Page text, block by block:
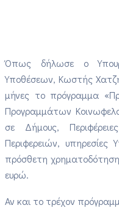
Όπως δήλωσε ο
Υποθέσεων, Κωστής
μήνες το πρόγραμμα
Προγραμμάτων
σε Δήμους,
Περιφερειών, υπηρεσίες
πρόσθετη
ευρώ.
Αν και το τρέχον